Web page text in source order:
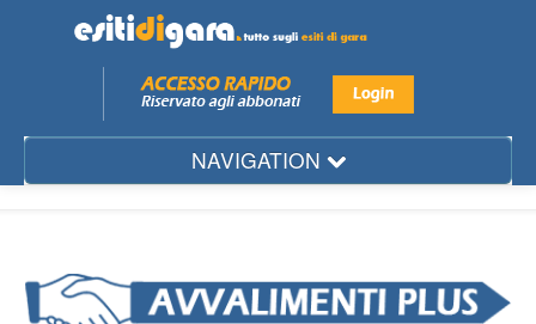
NAVIGATION
Provincia